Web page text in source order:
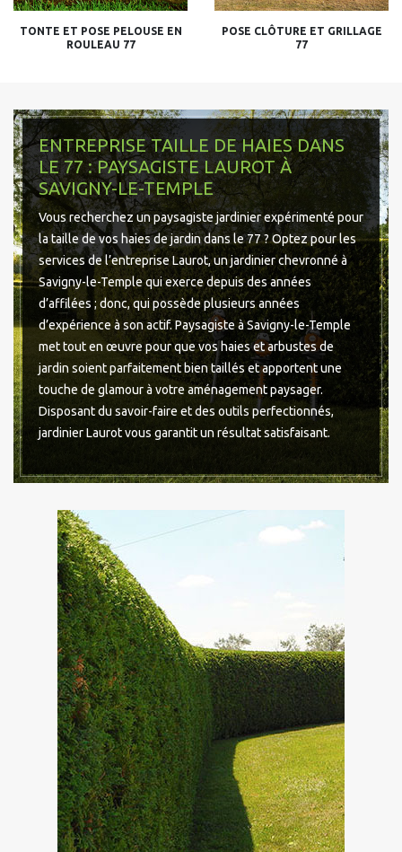
TONTE ET POSE PELOUSE EN
ROULEAU 77
POSE CLÔTURE ET GRILLAGE
77
ENTREPRISE TAILLE DE HAIES DANS
LE 77 : PAYSAGISTE LAUROT À
SAVIGNY-LE-TEMPLE
Vous recherchez un paysagiste jardinier expérimenté pour
la taille de vos haies de jardin dans le 77 ? Optez pour les
services de l’entreprise Laurot, un jardinier chevronné à
Savigny-le-Temple qui exerce depuis des années
d’affilées ; donc, qui possède plusieurs années
d’expérience à son actif. Paysagiste à Savigny-le-Temple
met tout en œuvre pour que vos haies et arbustes de
jardin soient parfaitement bien taillés et apportent une
touche de glamour à votre aménagement paysager.
Disposant du savoir-faire et des outils perfectionnés,
jardinier Laurot vous garantit un résultat satisfaisant.